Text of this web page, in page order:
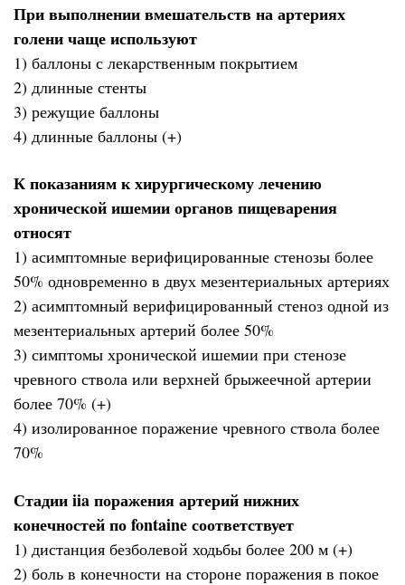
При выполнении вмешательств на артериях
голени чаще используют
1) баллоны с лекарственным покрытием
2) длинные стенты
3) режущие баллоны
4) длинные баллоны (+)
К показаниям к хирургическому лечению
хронической ишемии органов пищеварения
относят
1) асимптомные верифицированные стенозы более
50% одновременно в двух мезентериальных артериях
2) асимптомный верифицированный стеноз одной из
мезентериальных артерий более 50%
3) симптомы хронической ишемии при стенозе
чревного ствола или верхней брыжеечной артерии
более 70% (+)
4) изолированное поражение чревного ствола более
70%
Стадии iia поражения артерий нижних
конечностей по fontaine соответствует
1) дистанция безболевой ходьбы более 200 м (+)
2) боль в конечности на стороне поражения в покое